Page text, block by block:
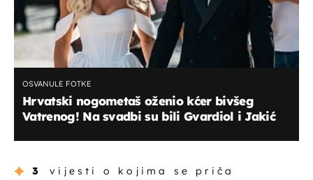
OSVANULE FOTKE
Hrvatski nogometaš oženio kćer bivšeg
Vatrenog! Na svadbi su bili Gvardiol i Jakić
3 vijesti o kojima se priča